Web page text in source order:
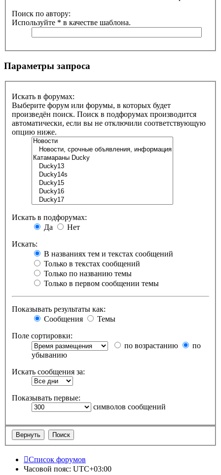
Поиск по автору:
Используйте * в качестве шаблона.
Параметры запроса
Искать в форумах:
Выберите форум или форумы, в которых будет
произведён поиск. Поиск в подфорумах производится
автоматически, если вы не отключили соответствующую
опцию ниже.
Искать в подфорумах:
Да
Нет
Искать:
В названиях тем и текстах сообщений
Только в текстах сообщений
Только по названию темы
Только в первом сообщении темы
Показывать результаты как:
Сообщения
Темы
Поле сортировки:
по возрастанию
по
убыванию
Искать сообщения за:
Показывать первые:
символов сообщений
Список форумов
Часовой пояс: UTC+03:00